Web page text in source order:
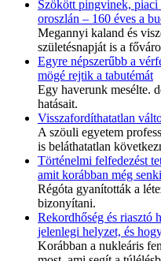
Szökött pingvinek,
oroszlán – 160 éves a
Megannyi kaland és
születésnapját is a
Egyre népszerűbb a
mögé rejtik a tabutémát
Egy haverunk mesélte.
hatásait.
Visszafordíthatatlan
A szöuli egyetem
is beláthatatlan
Történelmi felfedezést
amit korábban még
Régóta gyanították a
bizonyítani.
Rekordhőség és riasztó
jelenlegi helyzet, és
Korábban a nukleáris